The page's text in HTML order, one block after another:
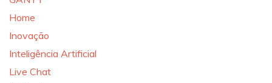
Home
Inovação
Inteligência Artificial
Live Chat